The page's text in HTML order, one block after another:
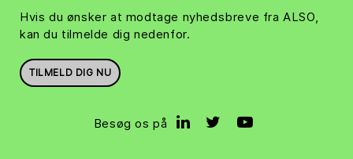
Hvis du ønsker at modtage nyhedsbreve fra ALSO,
kan du tilmelde dig nedenfor.
TILMELD DIG NU
Besøg os på